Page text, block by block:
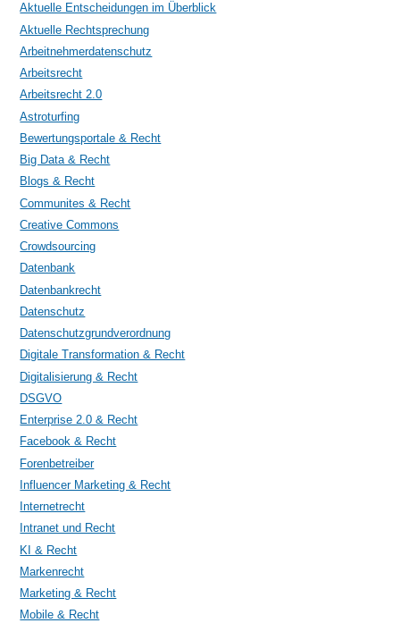
Aktuelle Entscheidungen im Überblick
Aktuelle Rechtsprechung
Arbeitnehmerdatenschutz
Arbeitsrecht
Arbeitsrecht 2.0
Astroturfing
Bewertungsportale & Recht
Big Data & Recht
Blogs & Recht
Communites & Recht
Creative Commons
Crowdsourcing
Datenbank
Datenbankrecht
Datenschutz
Datenschutzgrundverordnung
Digitale Transformation & Recht
Digitalisierung & Recht
DSGVO
Enterprise 2.0 & Recht
Facebook & Recht
Forenbetreiber
Influencer Marketing & Recht
Internetrecht
Intranet und Recht
KI & Recht
Markenrecht
Marketing & Recht
Mobile & Recht